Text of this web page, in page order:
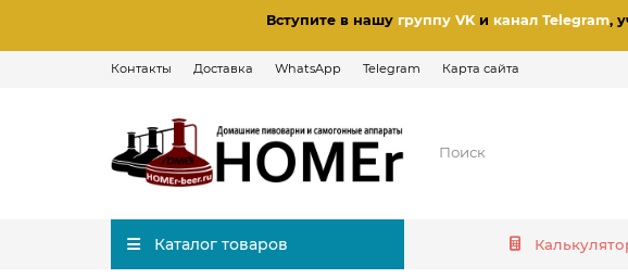
Вступите в нашу группу VKи канал Telegram,
Контакты Доставка WhatsApp Telegram Карта сайта
Каталог товаров